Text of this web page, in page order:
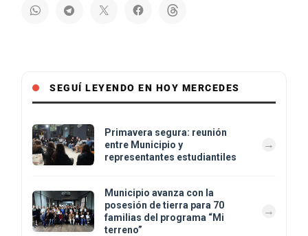
SEGUÍ LEYENDO EN HOY MERCEDES
Primavera segura: reunión
entre Municipio y
representantes estudiantiles
Municipio avanza con la
posesión de tierra para 70
familias del programa “Mi
terreno”